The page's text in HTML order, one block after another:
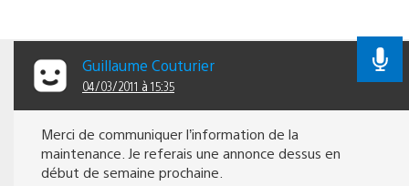
Guillaume Couturier
04/03/2011 à 15:35
Merci de communiquer l’information de la
maintenance. Je referais une annonce dessus en
début de semaine prochaine.